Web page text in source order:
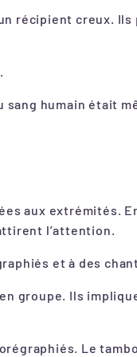
récipient creux. Ils
humain était
aux extrémités.
l’attention.
et à des
groupe. Ils
Le